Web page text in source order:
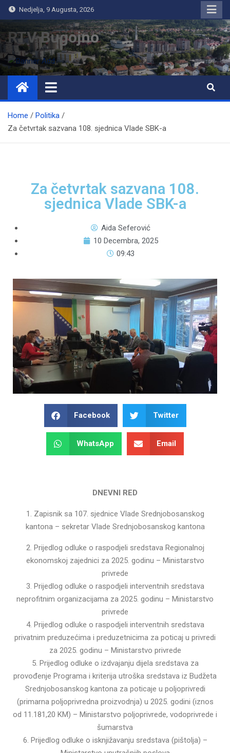
Nedjelja, 9 Augusta, 2026
RTV Bugojno
Home
Politika
Za četvrtak sazvana 108. sjednica Vlade SBK-a
Za četvrtak sazvana 108.
sjednica Vlade SBK-a
Aida Seferović
10 Decembra, 2025
09:43
Facebook Twitter
WhatsApp Email
DNEVNI RED
1. Zapisnik sa 107. sjednice Vlade Srednjobosanskog
kantona – sekretar Vlade Srednjobosanskog kantona
2. Prijedlog odluke o raspodjeli sredstava Regionalnoj
ekonomskoj zajednici za 2025. godinu – Ministarstvo
privrede
3. Prijedlog odluke o raspodjeli interventnih sredstava
neprofitnim organizacijama za 2025. godinu – Ministarstvo
privrede
4. Prijedlog odluke o raspodjeli interventnih sredstava
privatnim preduzećima i preduzetnicima za poticaj u privredi
za 2025. godinu – Ministarstvo privrede
5. Prijedlog odluke o izdvajanju dijela sredstava za
provođenje Programa i kriterija utroška sredstava iz Budžeta
Srednjobosanskog kantona za poticaje u poljoprivredi
(primarna poljoprivredna proizvodnja) u 2025. godini (iznos
od 11.181,20 KM) – Ministarstvo poljoprivrede, vodoprivrede i
šumarstva
6. Prijedlog odluke o isknjižavanju sredstava (pištolja) –